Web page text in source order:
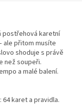
postřehová karetní
ale přitom musíte
shoduje s právě
než soupeři.
a malé balení.
karet a pravidla.